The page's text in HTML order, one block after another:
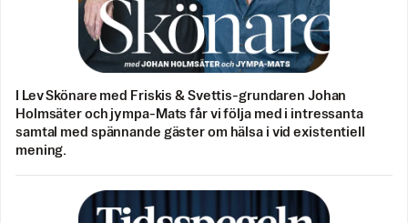
I Lev Skönare med Friskis & Svettis-grundaren Johan
Holmsäter och jympa-Mats får vi följa med i intressanta
samtal med spännande gäster om hälsa i vid existentiell
mening.